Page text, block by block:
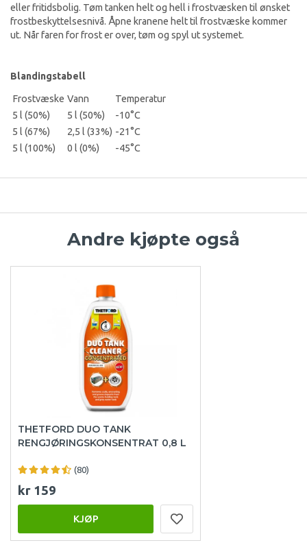
eller fritidsbolig. Tøm tanken helt og hell i frostvæsken til ønsket
frostbeskyttelsesnivå. Åpne kranene helt til frostvæske kommer
ut. Når faren for frost er over, tøm og spyl ut systemet.
Blandingstabell
Frostvæske Vann
Temperatur
5 l (50%)
5 l (50%)
-10°C
5 l (67%)
2,5 l (33%) -21°C
5 l (100%)
0 l (0%) -45°C
Andre kjøpte også
THETFORD DUO TANK
RENGJØRINGSKONSENTRAT 0,8 L
(80)
kr 159
KJØP